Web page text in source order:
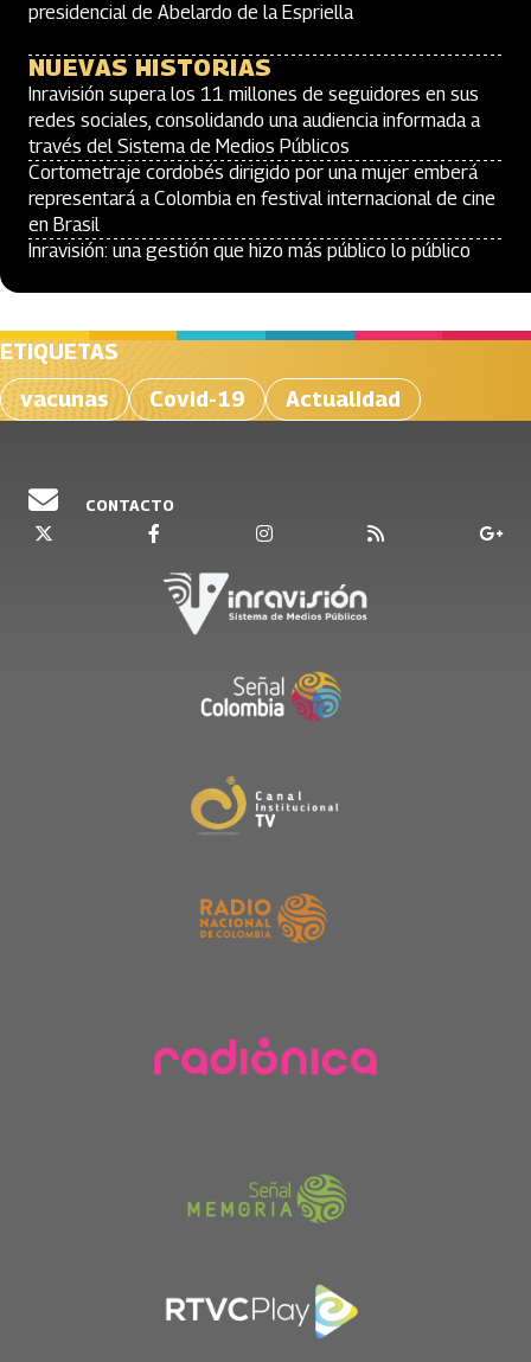
presidencial de Abelardo de la Espriella
NUEVAS HISTORIAS
Inravisión supera los 11 millones de seguidores en sus
redes sociales, consolidando una audiencia informada a
través del Sistema de Medios Públicos
Cortometraje cordobés dirigido por una mujer emberá
representará a Colombia en festival internacional de cine
en Brasil
Inravisión: una gestión que hizo más público lo público
ETIQUETAS
vacunas
Covid-19 Actualidad
CONTACTO